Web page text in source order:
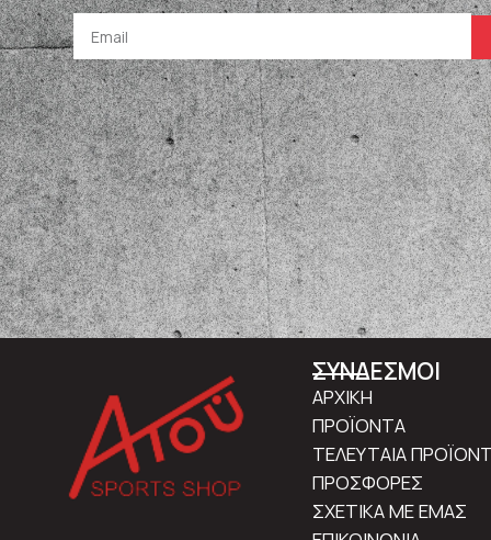
ΣΥΝΔΕΣΜΟΙ
ΑΡΧΙΚΗ
ΠΡΟΪΟΝΤΑ
ΤΕΛΕΥΤΑΙΑ
ΠΡΟΣΦΟΡΕΣ
ΣΧΕΤΙΚΑ ΜΕ ΕΜΑΣ